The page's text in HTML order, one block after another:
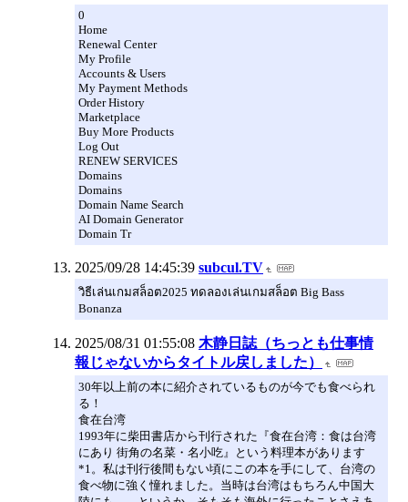
0
Home
Renewal Center
My Profile
Accounts & Users
My Payment Methods
Order History
Marketplace
Buy More Products
Log Out
RENEW SERVICES
Domains
Domains
Domain Name Search
AI Domain Generator
Domain Tr
2025/09/28 14:45:39 subcul.TV
วิธีเล่นเกมสล็อต2025 ทดลองเล่นเกมสล็อต Big Bass
Bonanza
2025/08/31 01:55:08 木静日誌（ちっとも仕事情
報じゃないからタイトル戻しました）
30年以上前の本に紹介されているものが今でも食べられ
る！
食在台湾
1993年に柴田書店から刊行された『食在台湾：食は台湾
にあり 街角の名菜・名小吃』という料理本があります
*1。私は刊行後間もない頃にこの本を手にして、台湾の
食べ物に強く憧れました。当時は台湾はもちろん中国大